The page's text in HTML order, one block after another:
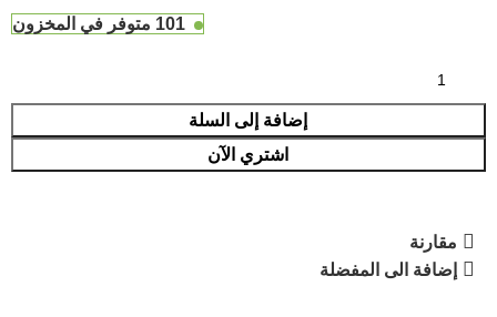
101 متوفر في المخزون
إضافة إلى السلة
اشتري الآن
مقارنة
إضافة الى المفضلة